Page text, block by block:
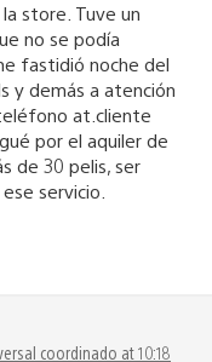
store. Tuve un
no se podía
fastidió noche del
y demás a atención
at.cliente
por el aquiler de
de 30 pelis, ser
servicio.
coordinado at 10:18